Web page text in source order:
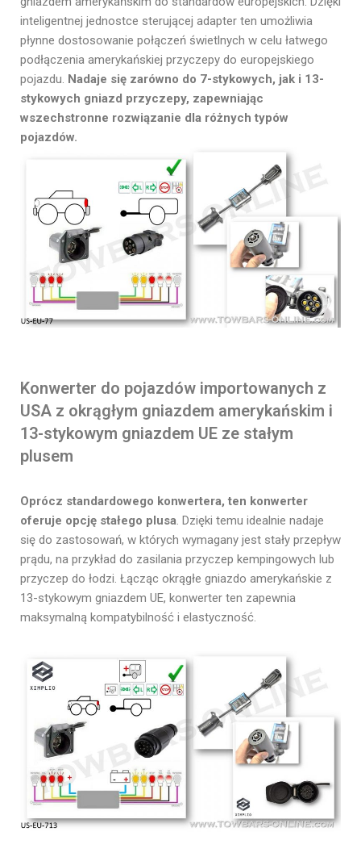
inteligentnej jednostce sterującej adapter ten umożliwia
płynne dostosowanie połączeń świetlnych w celu łatwego
podłączenia amerykańskiej przyczepy do europejskiego
pojazdu. Nadaje się zarówno do 7-stykowych, jak i 13-
stykowych gniazd przyczepy, zapewniając
wszechstronne rozwiązanie dla różnych typów
pojazdów.
Konwerter do pojazdów importowanych z
USA z okrągłym gniazdem amerykańskim i
13-stykowym gniazdem UE ze stałym
plusem
Oprócz standardowego konwertera, ten konwerter
oferuje opcję stałego plusa. Dzięki temu idealnie nadaje
się do zastosowań, w których wymagany jest stały przepływ
prądu, na przykład do zasilania przyczep kempingowych lub
przyczep do łodzi. Łącząc okrągłe gniazdo amerykańskie z
13-stykowym gniazdem UE, konwerter ten zapewnia
maksymalną kompatybilność i elastyczność.